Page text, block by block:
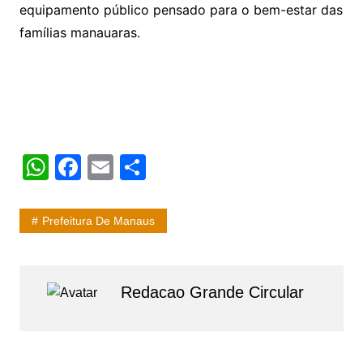
equipamento público pensado para o bem-estar das
famílias manauaras.
W
at
p
F
c
o
E
ai
S
ar
Prefeitura De Manaus
Redacao Grande Circular